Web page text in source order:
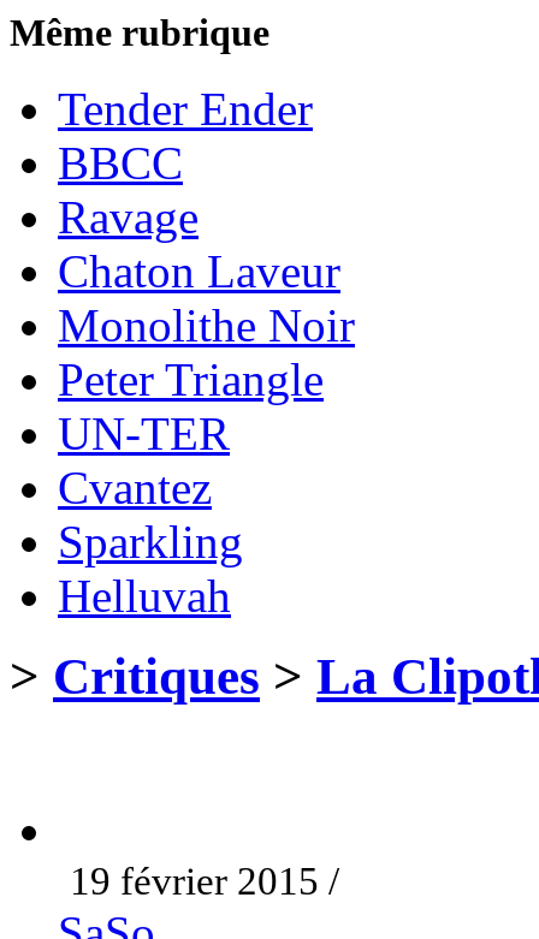
Même rubrique
Tender Ender
BBCC
Ravage
Chaton Laveur
Monolithe Noir
Peter Triangle
UN-TER
Cvantez
Sparkling
Helluvah
> Critiques > La
19 février 2015 /